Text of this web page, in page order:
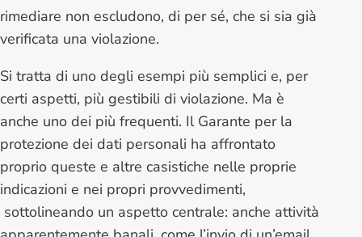
rimediare non escludono, di per sé, che si sia già
verificata una violazione.
Si tratta di uno degli esempi più semplici e, per
certi aspetti, più gestibili di violazione. Ma è
anche uno dei più frequenti. Il Garante per la
protezione dei dati personali ha affrontato
proprio queste e altre casistiche nelle proprie
indicazioni e nei propri provvedimenti,
sottolineando un aspetto centrale: anche attività